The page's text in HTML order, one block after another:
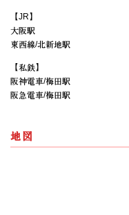
【JR】
大阪駅
東西線/北新地駅
【私鉄】
阪神電車/梅田駅
阪急電車/梅田駅
地図